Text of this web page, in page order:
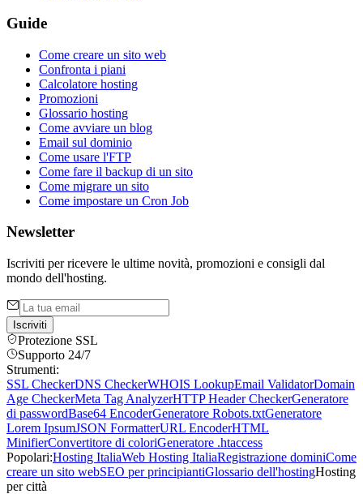
Guide
Come creare un sito web
Confronta i piani
Calcolatore hosting
Promozioni
Glossario hosting
Come avviare un blog
Email sul dominio
Come usare l'FTP
Come fare il backup di un sito
Come migrare un sito
Come impostare un Cron Job
Newsletter
Iscriviti per ricevere le ultime novità, promozioni e consigli dal
mondo dell'hosting.
Iscriviti
Protezione SSL
Supporto 24/7
Strumenti:
SSL CheckerDNS CheckerWHOIS LookupEmail ValidatorDomain
Age CheckerMeta Tag AnalyzerHTTP Header CheckerGeneratore
di passwordBase64 EncoderGeneratore Robots.txtGeneratore
Lorem IpsumJSON FormatterURL EncoderHTML
MinifierConvertitore di coloriGeneratore .htaccess
Popolari:Hosting ItaliaWeb Hosting ItaliaRegistrazione dominiCome
creare un sito webSEO per principiantiGlossario dell'hostingHosting
per città